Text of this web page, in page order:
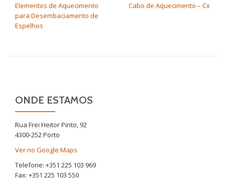
Elementos de Aquecimento
para Desembaciamento de
Espelhos
Cabo de Aquecimento – Cx
ONDE ESTAMOS
Rua Frei Heitor Pinto, 92
4300-252 Porto
Ver no Google Maps
Telefone: +351 225 103 969
Fax: +351 225 103 550